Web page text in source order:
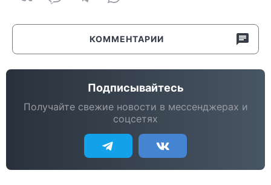
КОММЕНТАРИИ
Подписывайтесь
Получайте свежие новости в мессенджерах и
соцсетях